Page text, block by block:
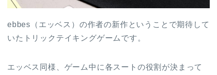
ebbes（エッベス）の作者の新作ということで期待して
いたトリックテイキングゲームです。
エッベス同様、ゲーム中に各スートの役割が決まって